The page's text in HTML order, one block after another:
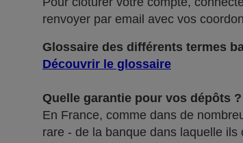
renvoyer par email avec vos
Glossaire des différents termes
Découvrir le glossaire
Quelle garantie pour vos dépôts ?
En France, comme dans de
rare - de la banque dans laquelle